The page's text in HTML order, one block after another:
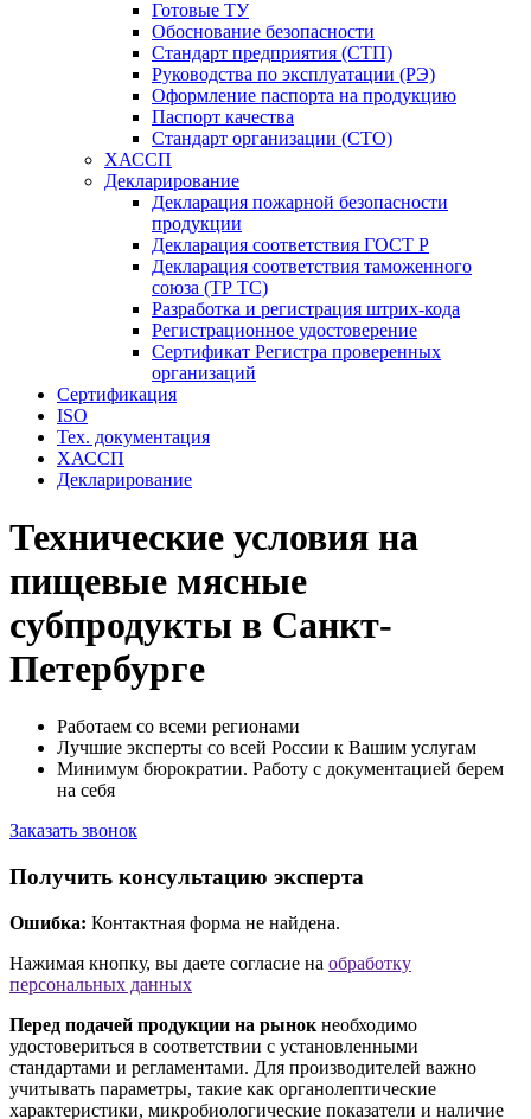
Готовые ТУ
Обоснование безопасности
Стандарт предприятия (СТП)
Руководства по эксплуатации (РЭ)
Оформление паспорта на продукцию
Паспорт качества
Стандарт организации (СТО)
ХАССП
Декларирование
Декларация пожарной безопасности
продукции
Декларация соответствия ГОСТ Р
Декларация соответствия таможенного
союза (ТР ТС)
Разработка и регистрация штрих-кода
Регистрационное удостоверение
Сертификат Регистра проверенных
организаций
Сертификация
ISO
Тех. документация
ХАССП
Декларирование
Технические условия на
пищевые мясные
субпродукты в Санкт-
Петербурге
Работаем со всеми регионами
Лучшие эксперты со всей России к Вашим услугам
Минимум бюрократии. Работу с документацией берем
на себя
Заказать звонок
Получить консультацию эксперта
Ошибка: Контактная форма не найдена.
Нажимая кнопку, вы даете согласие на обработку
персональных данных
Перед подачей продукции на рынок необходимо
удостовериться в соответствии с установленными
стандартами и регламентами. Для производителей важно
учитывать параметры, такие как органолептические
характеристики, микробиологические показатели и наличие